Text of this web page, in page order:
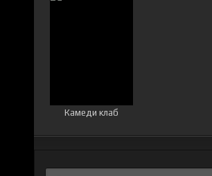
Камеди клаб